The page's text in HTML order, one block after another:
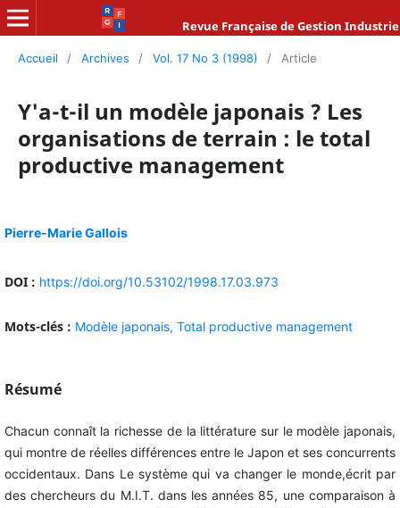
Revue Française de Gestion
Accueil / Archives / Vol. 17 No 3 (1998) / Article
Y'a-t-il un modèle japonais ? Les
organisations de terrain : le total
productive management
Pierre-Marie Gallois
DOI : https://doi.org/10.53102/1998.17.03.973
Mots-clés : Modèle japonais, Total productive management
Résumé
Chacun connaît la richesse de la littérature sur le modèle japonais,
qui montre de réelles différences entre le Japon et ses concurrents
occidentaux. Dans Le système qui va changer le monde,écrit par
des chercheurs du M.I.T. dans les années 85, une comparaison à